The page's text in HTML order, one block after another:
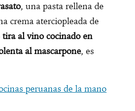
, una pasta rellena de
crema aterciopleada de
tira al vino cocinado en
al mascarpone, es
peruanas de la mano